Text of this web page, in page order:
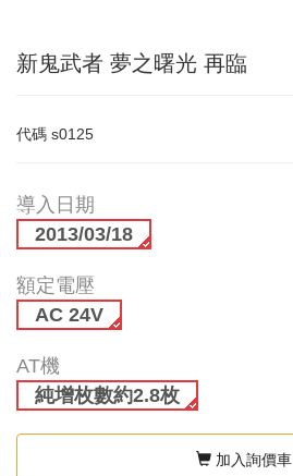
新鬼武者 夢之曙光 再臨
代碼 s0125
導入日期
2013/03/18
額定電壓
AC 24V
AT機
純增枚數約2.8枚
加入詢價車